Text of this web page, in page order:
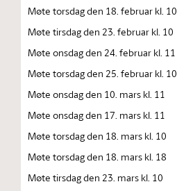
Møte torsdag den 18. februar kl. 10
Møte tirsdag den 23. februar kl. 10
Møte onsdag den 24. februar kl. 11
Møte torsdag den 25. februar kl. 10
Møte onsdag den 10. mars kl. 11
Møte onsdag den 17. mars kl. 11
Møte torsdag den 18. mars kl. 10
Møte torsdag den 18. mars kl. 18
Møte tirsdag den 23. mars kl. 10